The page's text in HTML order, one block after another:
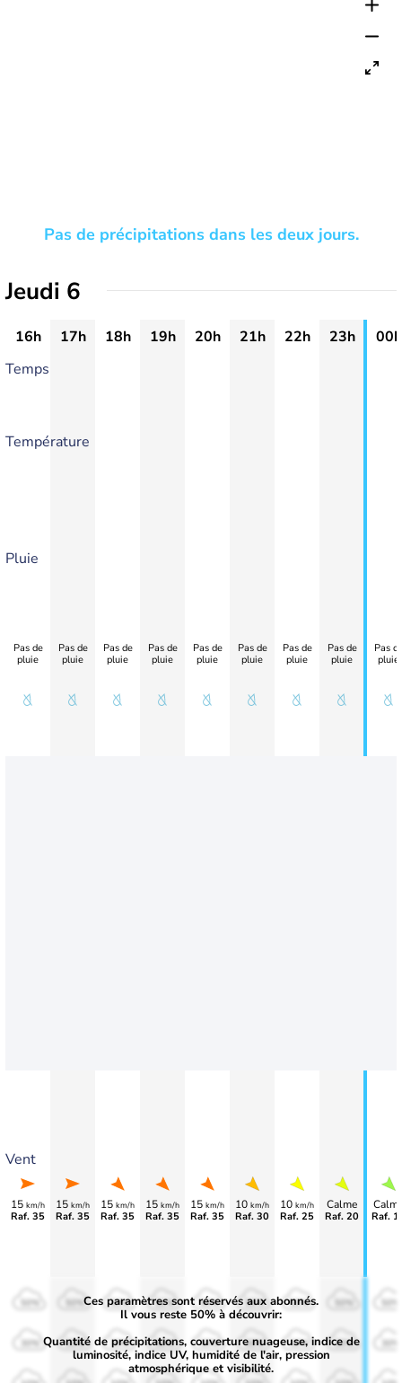
Pas de précipitations dans les deux jours.
Jeudi 6
16h 17h 18h 19h 20h 21h 22h 23h
00h
Temps
Température
Pluie
Vent
Pas de
pluie
15 km/h
Raf. 35
Pas de
pluie
15 km/h
Raf. 35
Pas de
pluie
15 km/h
Raf. 35
Pas de
pluie
15 km/h
Raf. 35
Pas de
pluie
15 km/h
Raf. 35
Pas de
pluie
10 km/h
Raf. 30
Pas de
pluie
10 km/h
Raf. 25
Pas de
pluie
Calme
Raf. 20
Pas
pluie
Raf.
50%
30%
50%
30%
50%
30%
50%
30%
50%
30%
50%
30%
50%
30% 30% 30%
Ces paramètres sont réservés aux abonnés.
Il vous reste 50% à découvrir:
Quantité de précipitations, couverture nuageuse, indice de
luminosité, indice UV, humidité de l'air, pression
atmosphérique et visibilité.